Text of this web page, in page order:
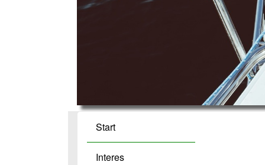
Start
Interes